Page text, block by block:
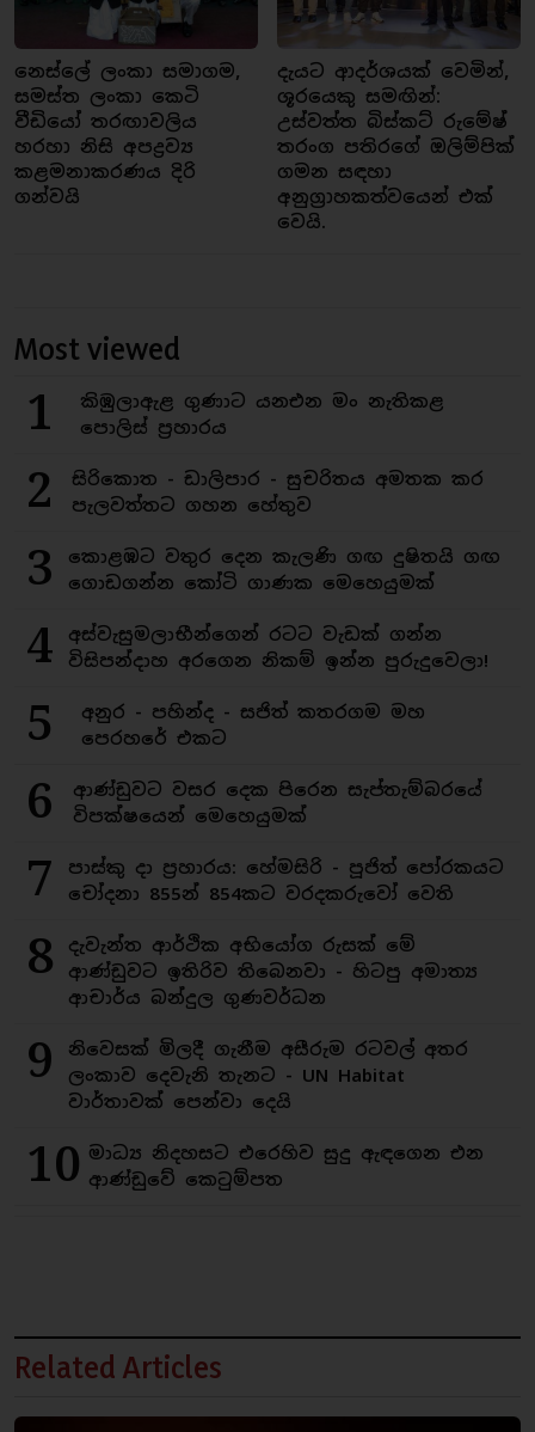
නෙස්ලේ ලංකා සමාගම,
සමස්ත ලංකා කෙටි
වීඩියෝ තරඟාවලිය
හරහා නිසි අපද්‍රව්‍ය
කළමනාකරණය දිරි
ගන්වයි
දැයට ආදර්ශයක් වෙමින්,
ශූරයෙකු සමඟින්:
උස්වත්ත බිස්කට් රුමේෂ්
තරංග පතිරගේ ඔලිම්පික්
ගමන සඳහා
අනුග්‍රාහකත්වයෙන් එක්
වෙයි.
Most viewed
1
කිඹුලාඇළ ගුණාට යනඑන මං නැතිකළ
පොලිස් ප්‍රහාරය
2
සිරිකොත - ඩාලිපාර - සුචරිතය අමතක කර
පැලවත්තට ගහන හේතුව
3
කොළඹට වතුර දෙන කැලණි ගඟ දුෂිතයි ගඟ
ගොඩගන්න කෝටි ගාණක මෙහෙයුමක්
4
අස්වැසුමලාභීන්ගෙන් රටට වැඩක් ගන්න
විසිපන්දාහ අරගෙන නිකම් ඉන්න පුරුදුවෙලා!
5
අනුර - පහින්ද - සජිත් කතරගම මහ
පෙරහරේ එකට
6
ආණ්ඩුවට වසර දෙක පිරෙන සැප්තැම්බරයේ
විපක්ෂයෙන් මෙහෙයුමක්
7
පාස්කු දා ප්‍රහාරය: හේමසිරි - පූජිත් පෝරකයට
චෝදනා 855න් 854කට වරදකරුවෝ වෙති
8
දැවැන්ත ආර්ථික අභියෝග රුසක් මේ
ආණ්ඩුවට ඉතිරිව තිබෙනවා - හිටපු අමාත්‍ය
ආචාර්ය බන්දුල ගුණවර්ධන
9
නිවෙසක් මිලදී ගැනීම අසීරුම රටවල් අතර
ලංකාව දෙවැනි තැනට - UN Habitat
වාර්තාවක් පෙන්වා දෙයි
10 මාධ්‍ය නිදහසට එරෙහිව සුදු ඇඳගෙන එන
ආණ්ඩුවේ කෙටුම්පත
Related Articles